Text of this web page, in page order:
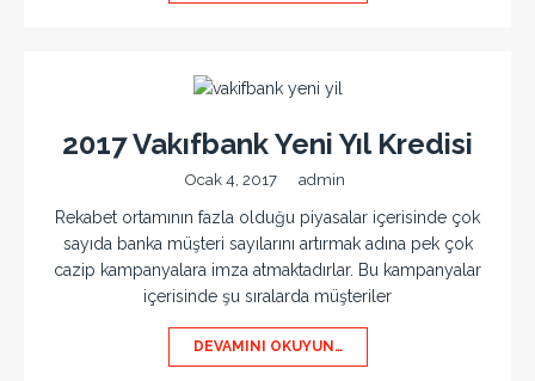
2017 Vakıfbank Yeni Yıl Kredisi
Ocak 4, 2017 admin
Rekabet ortamının fazla olduğu piyasalar içerisinde çok
sayıda banka müşteri sayılarını artırmak adına pek çok
cazip kampanyalara imza atmaktadırlar. Bu kampanyalar
içerisinde şu sıralarda müşteriler
DEVAMINI OKUYUN…